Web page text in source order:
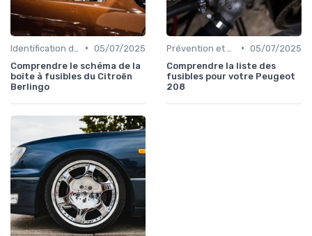
• 05/07/2025
Comprendre le schéma de la
boîte à fusibles du Citroën
Berlingo
• 05/07/2025
Comprendre la liste des
fusibles pour votre Peugeot
208